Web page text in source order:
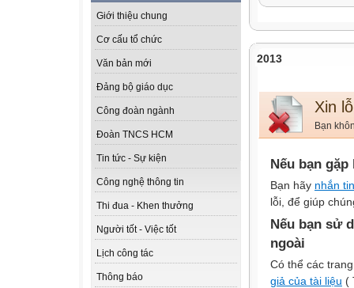
Giới thiệu chung
Cơ cấu tổ chức
Văn bản mới
Đảng bộ giáo dục
Công đoàn ngành
Đoàn TNCS HCM
Tin tức - Sự kiện
Công nghệ thông tin
Thi đua - Khen thưởng
Người tốt - Việc tốt
Lịch công tác
Thông báo
2013
Xin
Bạn
Nếu bạn
Bạn hãy nhắn
lỗi, để giúp
Nếu bạn sử
ngoài
Có thể các
giả của tài liệu (